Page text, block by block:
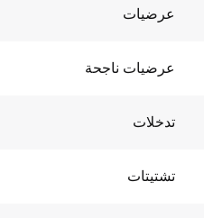
عرضيات
عرضيات ناجحة
تدخلات
تشتيتات